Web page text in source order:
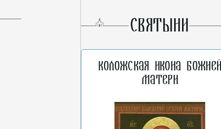
СВЯТЫНИ
Коложская икона
Матери